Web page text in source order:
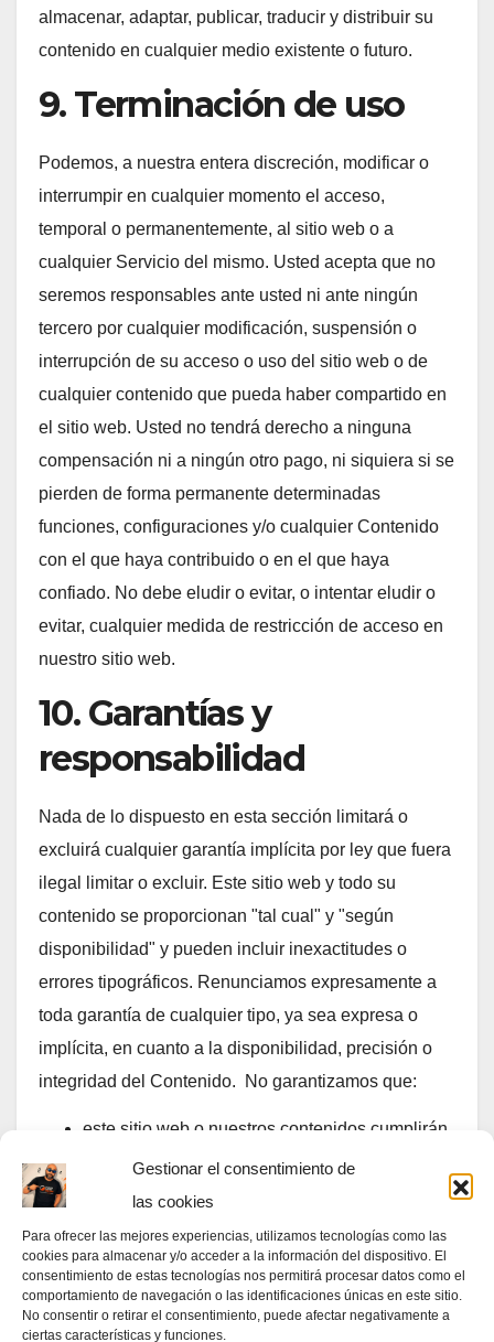
Gestionar el consentimiento de
las cookies
Para ofrecer las mejores experiencias, utilizamos tecnologías como las
cookies para almacenar y/o acceder a la información del dispositivo. El
consentimiento de estas tecnologías nos permitirá procesar datos como el
comportamiento de navegación o las identificaciones únicas en este sitio.
No consentir o retirar el consentimiento, puede afectar negativamente a
ciertas características y funciones.
almacenar, adaptar, publicar, traducir y distribuir su
contenido en cualquier medio existente o futuro.
9. Terminación de uso
Podemos, a nuestra entera discreción, modificar o
interrumpir en cualquier momento el acceso,
temporal o permanentemente, al sitio web o a
cualquier Servicio del mismo. Usted acepta que no
seremos responsables ante usted ni ante ningún
tercero por cualquier modificación, suspensión o
interrupción de su acceso o uso del sitio web o de
cualquier contenido que pueda haber compartido en
el sitio web. Usted no tendrá derecho a ninguna
compensación ni a ningún otro pago, ni siquiera si se
pierden de forma permanente determinadas
funciones, configuraciones y/o cualquier Contenido
con el que haya contribuido o en el que haya
confiado. No debe eludir o evitar, o intentar eludir o
evitar, cualquier medida de restricción de acceso en
nuestro sitio web.
10. Garantías y
responsabilidad
Nada de lo dispuesto en esta sección limitará o
excluirá cualquier garantía implícita por ley que fuera
ilegal limitar o excluir. Este sitio web y todo su
contenido se proporcionan "tal cual" y "según
disponibilidad" y pueden incluir inexactitudes o
errores tipográficos. Renunciamos expresamente a
toda garantía de cualquier tipo, ya sea expresa o
implícita, en cuanto a la disponibilidad, precisión o
integridad del Contenido. No garantizamos que:
este sitio web o nuestros contenidos cumplirán
con sus necesidades;
este sitio web estará disponible de forma
ininterrumpida, oportuna, segura o sin errores.
Nada de lo contenido en este sitio web constituye o
pretende constituir un asesoramiento jurídico,